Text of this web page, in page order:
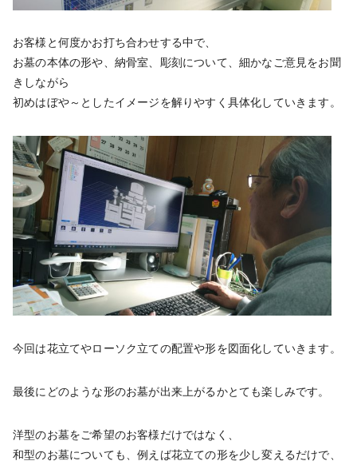
お客様と何度かお打ち合わせする中で、
お墓の本体の形や、納骨室、彫刻について、細かなご意見をお聞
きしながら
初めはぼや～としたイメージを解りやすく具体化していきます。
今回は花立てやローソク立ての配置や形を図面化していきます。
最後にどのような形のお墓が出来上がるかとても楽しみです。
洋型のお墓をご希望のお客様だけではなく、
和型のお墓についても、例えば花立ての形を少し変えるだけで、